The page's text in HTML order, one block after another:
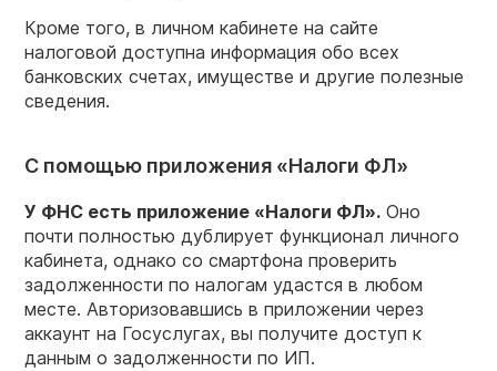
Кроме того, в личном кабинете на сайте
налоговой доступна информация обо всех
банковских счетах, имуществе и другие полезные
сведения.
С помощью приложения «Налоги ФЛ»
У ФНС есть приложение «Налоги ФЛ». Оно
почти полностью дублирует функционал личного
кабинета, однако со смартфона проверить
задолженности по налогам удастся в любом
месте. Авторизовавшись в приложении через
аккаунт на Госуслугах, вы получите доступ к
данным о задолженности по ИП.